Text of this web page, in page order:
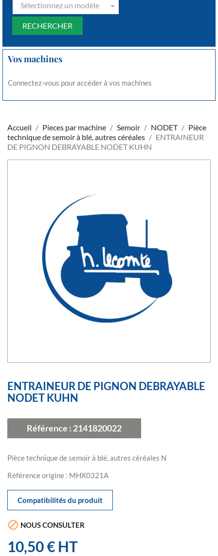
Sélectionnez un modèle
Vos machines
Connectez-vous pour accéder à vos machines
Accueil Pieces par machine Semoir NODET
Pièce
technique de semoir à blé, autres céréales
ENTRAINEUR
DE PIGNON DEBRAYABLE NODET KUHN
ENTRAINEUR DE PIGNON DEBRAYABLE
NODET KUHN
Référence : 2141820022
Pièce technique de semoir à blé, autres céréales N
Référence origine : MHX0321A
Compatibilités du produit
 NOUS CONSULTER
10,50 € HT